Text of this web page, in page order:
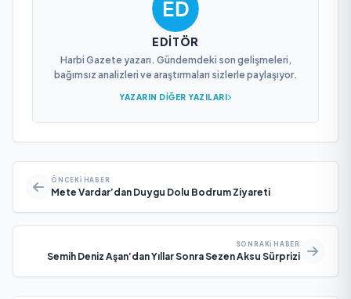
EDITÖR
Harbi Gazete yazarı. Gündemdeki son gelişmeleri,
bağımsız analizleri ve araştırmaları sizlerle paylaşıyor.
YAZARIN DIĞER YAZILARI
ÖNCEKI HABER
Mete Vardar’dan Duygu Dolu Bodrum Ziyareti
SONRAKI HABER
Semih Deniz Aşan’dan Yıllar Sonra Sezen Aksu Sürprizi